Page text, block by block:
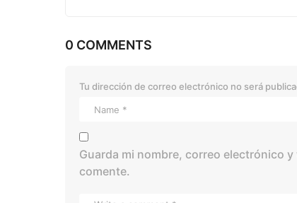
0 COMMENTS
Tu dirección de correo electrónico no será
Guarda mi nombre, correo electrónico
comente.